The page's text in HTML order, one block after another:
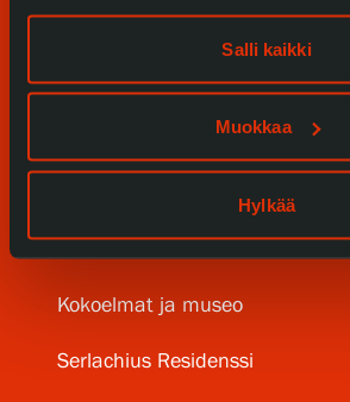
Salli kaikki
Muokkaa
Hylkää
Tule meille
Kokoelmat ja museo
Serlachius Residenssi